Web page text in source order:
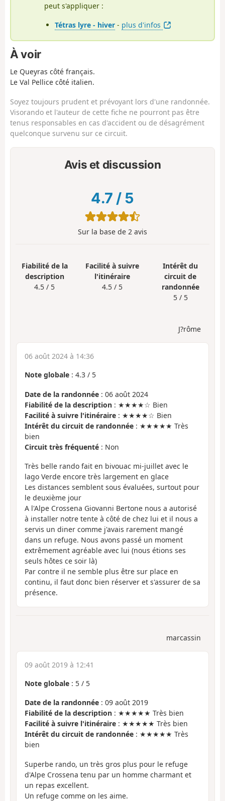
peut s'appliquer :
Tétras lyre - hiver - plus d'infos
À voir
Le Queyras côté français.
Le Val Pellice côté italien.
Soyez toujours prudent et prévoyant lors d'une randonnée.
Visorando et l'auteur de cette fiche ne pourront pas être
tenus responsables en cas d'accident ou de désagrément
quelconque survenu sur ce circuit.
Avis et discussion
4.7 / 5
Sur la base de 2 avis
Fiabilité de la
description
4.5 / 5
Facilité à suivre
l'itinéraire
4.5 / 5
Intérêt du
circuit de
randonnée
5 / 5
J?rôme
06 août 2024 à 14:36
Note globale : 4.3 / 5
Date de la randonnée : 06 août 2024
Fiabilité de la description : ★★★★☆ Bien
Facilité à suivre l'itinéraire : ★★★★☆ Bien
Intérêt du circuit de randonnée : ★★★★★ Très
bien
Circuit très fréquenté : Non
Très belle rando fait en bivouac mi-juillet avec le
lago Verde encore très largement en glace
Les distances semblent sous évaluées, surtout pour
le deuxième jour
A l'Alpe Crossena Giovanni Bertone nous a autorisé
à installer notre tente à côté de chez lui et il nous a
servis un diner comme j'avais rarement mangé
dans un refuge. Nous avons passé un moment
extrêmement agréable avec lui (nous étions ses
seuls hôtes ce soir là)
Par contre il ne semble plus être sur place en
continu, il faut donc bien réserver et s'assurer de sa
présence.
marcassin
09 août 2019 à 12:41
Note globale : 5 / 5
Date de la randonnée : 09 août 2019
Fiabilité de la description : ★★★★★ Très bien
Facilité à suivre l'itinéraire : ★★★★★ Très bien
Intérêt du circuit de randonnée : ★★★★★ Très
bien
Superbe rando, un très gros plus pour le refuge
d'Alpe Crossena tenu par un homme charmant et
un repas excellent.
Un refuge comme on les aime.